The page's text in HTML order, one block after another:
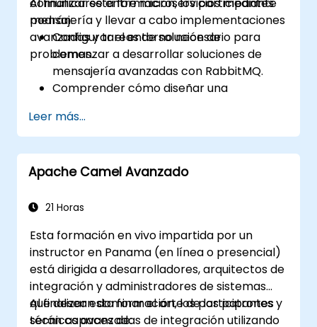
mensajería y llevar a cabo implementaciones
avanzadas y tareas de solución de
problemas.
podrán:
Configurar el entorno necesario para
comenzar a desarrollar soluciones de
mensajería avanzadas con RabbitMQ.
Comprender cómo diseñar una
con RabbitMQ.
Aprender a implementar configuraciones
avanzadas, seguridad, red, alta
disponibilidad y replicación.
encuentran en las instalaciones de
Conocer la optimización de memoria, el
control de flujo y la afinación avanzada
del rendimiento.
Aplicar algunas técnicas avanzadas de
solución de problemas.
Leer más...
Apache Camel Avanzado
21 Horas
Esta formación en vivo impartida por un
instructor en Panama (en línea o presencial)
está dirigida a desarrolladores, arquitectos de
integración y administradores de sistemas
que desean dominar el arte de los patrones y
técnicas avanzadas de integración utilizando
Al finalizar esta formación, los participantes
serán capaces de: